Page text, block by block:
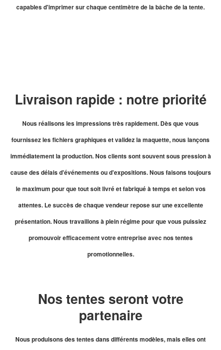
capables d'imprimer sur chaque centimètre de la bâche de la tente.
Livraison rapide : notre priorité
Nous réalisons les impressions très rapidement. Dès que vous
fournissez les fichiers graphiques et validez la maquette, nous lançons
immédiatement la production. Nos clients sont souvent sous pression à
cause des délais d'événements ou d'expositions. Nous faisons toujours
le maximum pour que tout soit livré et fabriqué à temps et selon vos
attentes. Le succès de chaque vendeur repose sur une excellente
présentation. Nous travaillons à plein régime pour que vous puissiez
promouvoir efficacement votre entreprise avec nos tentes
promotionnelles.
Nos tentes seront votre
partenaire
Nous produisons des tentes dans différents modèles, mais elles ont